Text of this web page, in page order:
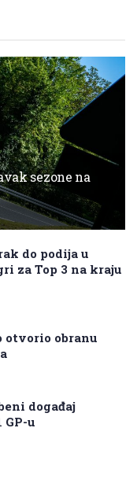
sezone na
do podija u
za Top 3 na kraju
otvorio obranu
događaj
GP-u